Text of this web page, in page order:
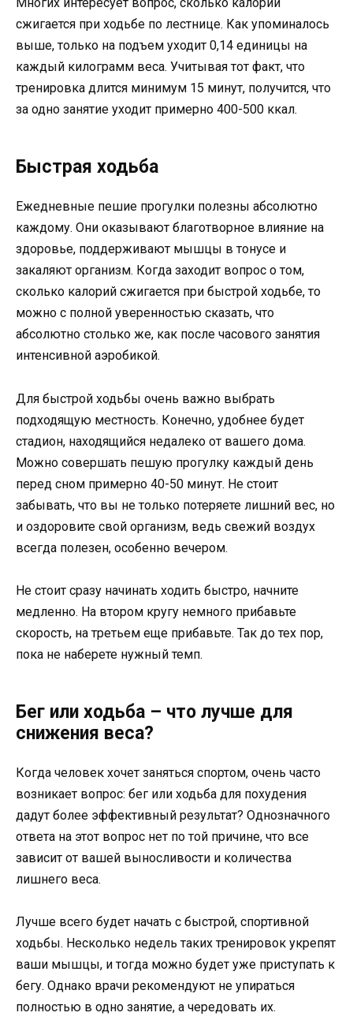
Многих интересует вопрос, сколько калорий
сжигается при ходьбе по лестнице. Как упоминалось
выше, только на подъем уходит 0,14 единицы на
каждый килограмм веса. Учитывая тот факт, что
тренировка длится минимум 15 минут, получится, что
за одно занятие уходит примерно 400-500 ккал.
Быстрая ходьба
Ежедневные пешие прогулки полезны абсолютно
каждому. Они оказывают благотворное влияние на
здоровье, поддерживают мышцы в тонусе и
закаляют организм. Когда заходит вопрос о том,
сколько калорий сжигается при быстрой ходьбе, то
можно с полной уверенностью сказать, что
абсолютно столько же, как после часового занятия
интенсивной аэробикой.
Для быстрой ходьбы очень важно выбрать
подходящую местность. Конечно, удобнее будет
стадион, находящийся недалеко от вашего дома.
Можно совершать пешую прогулку каждый день
перед сном примерно 40-50 минут. Не стоит
забывать, что вы не только потеряете лишний вес, но
и оздоровите свой организм, ведь свежий воздух
всегда полезен, особенно вечером.
Не стоит сразу начинать ходить быстро, начните
медленно. На втором кругу немного прибавьте
скорость, на третьем еще прибавьте. Так до тех пор,
пока не наберете нужный темп.
Бег или ходьба – что лучше для
снижения веса?
Когда человек хочет заняться спортом, очень часто
возникает вопрос: бег или ходьба для похудения
дадут более эффективный результат? Однозначного
ответа на этот вопрос нет по той причине, что все
зависит от вашей выносливости и количества
лишнего веса.
Лучше всего будет начать с быстрой, спортивной
ходьбы. Несколько недель таких тренировок укрепят
ваши мышцы, и тогда можно будет уже приступать к
бегу. Однако врачи рекомендуют не упираться
полностью в одно занятие, а чередовать их.